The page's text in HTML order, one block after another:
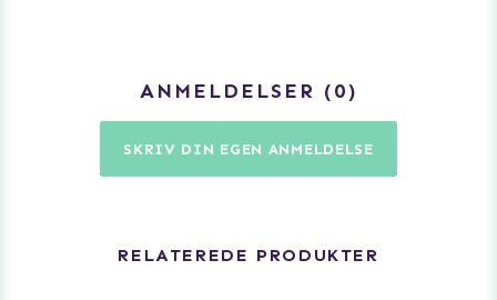
ANMELDELSER 0
SKRIV DIN EGEN ANMELDELSE
RELATEREDE PRODUKTER